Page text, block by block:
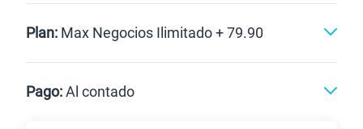
Plan: Max Negocios Ilimitado + 79.90
Pago:Al contado